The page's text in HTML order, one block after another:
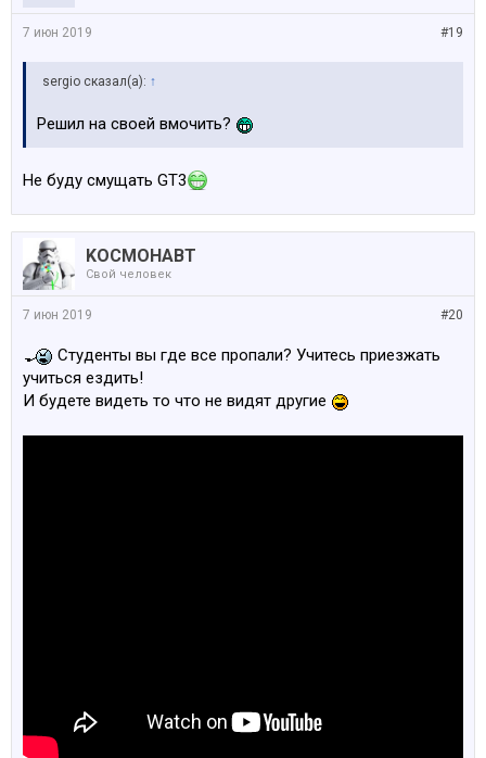
#19
7 июн 2019
sergio сказал(а): ↑
Решил на своей вмочить?
Не буду смущать GT3
KOCMOHABT
Свой человек
#20
7 июн 2019
Студенты вы где все пропали? Учитесь приезжать
учиться ездить!
И будете видеть то что не видят другие